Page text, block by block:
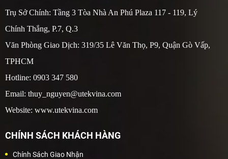
Trụ Sở Chính: Tầng 3 Tòa Nhà An Phú Plaza 117 - 119, Lý
Chính Thắng, P.7, Q.3
Văn Phòng Giao Dịch: 319/35 Lê Văn Thọ, P9, Quận Gò Vấp,
TPHCM
Hotline: 0903 347 580
Email: thuy_nguyen@utekvina.com
Website: www.utekvina.com
CHÍNH SÁCH KHÁCH HÀNG
Chính Sách Giao Nhận